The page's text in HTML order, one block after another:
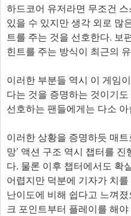
하드코어 유저라면 무조건
있을 수 있지만 생각 외로 많
트를 주는 것을 선호한다. 보
힌트를 주는 방식이 최근의
이러한 부분들 역시 이 게임
다는 것을 증명하는 것이기도
선호하는 팬들에게는 다소
이러한 상황을 증명하듯 매
망’ 액션 구조 역시 챕터를
다. 물론 이후 챕터에서도 확
어렵지만 덕분에 기자가 치를
난이도에 비해 쉽다고 느껴
크 포인트부터 플레이를 해